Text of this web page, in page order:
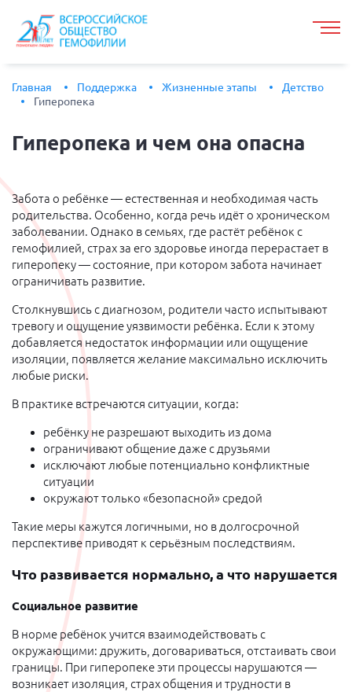
Главная Поддержка Жизненные этапы
Детство
Гиперопека
Гиперопека и чем она опасна
Забота о ребёнке — естественная и необходимая часть
родительства. Особенно, когда речь идёт о хроническом
заболевании. Однако в семьях, где растёт ребёнок с
гемофилией, страх за его здоровье иногда перерастает в
гиперопеку — состояние, при котором забота начинает
ограничивать развитие.
Столкнувшись с диагнозом, родители часто испытывают
тревогу и ощущение уязвимости ребёнка. Если к этому
добавляется недостаток информации или ощущение
изоляции, появляется желание максимально исключить
любые риски.
В практике встречаются ситуации, когда:
ребёнку не разрешают выходить из дома
ограничивают общение даже с друзьями
исключают любые потенциально конфликтные
ситуации
окружают только «безопасной» средой
Такие меры кажутся логичными, но в долгосрочной
перспективе приводят к серьёзным последствиям.
Что развивается нормально, а что нарушается
Социальное развитие
В норме ребёнок учится взаимодействовать с
окружающими: дружить, договариваться, отстаивать свои
границы. При гиперопеке эти процессы нарушаются —
возникает изоляция, страх общения и трудности в